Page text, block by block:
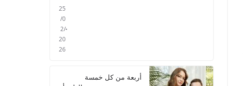
25
/0
2/
20
26
أربعة من كل خمسة